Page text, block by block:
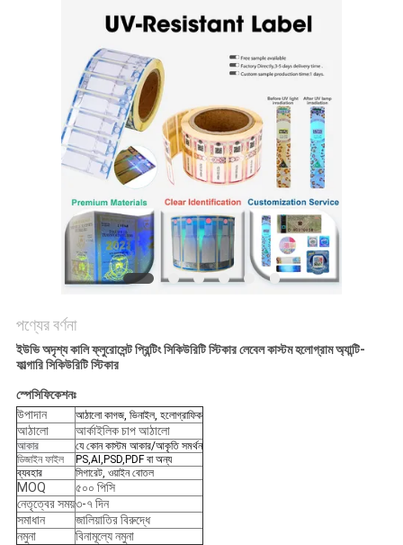
গোপনীয়তা
পণ্যের বর্ণনা
ইউভি অদৃশ্য কালি ফ্লুরোসেন্ট প্রিন্টিং সিকিউরিটি স্টিকার লেবেল কাস্টম হলোগ্রাম অ্যান্টি-
ফাল্গারি সিকিউরিটি স্টিকার
স্পেসিফিকেশনঃ
উপাদান
আঠালো কাগজ, ভিনাইল, হলোগ্রাফিক
আঠালো আর্কাইলিক চাপ আঠালো
আকার
যে কোন কাস্টম আকার/আকৃতি সমর্থন
ডিজাইন ফাইল
PS,AI,PSD,PDF বা অন্য
ব্যবহার
সিগারেট, ওয়াইন বোতল
MOQ
৫০০ পিসি
নেতৃত্বের সময়৩-৭ দিন
সমাধান
জালিয়াতির বিরুদ্ধে
নমুনা
বিনামূল্যে নমুনা